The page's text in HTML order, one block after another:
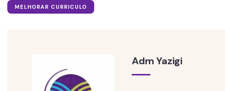
MELHORAR CURRICULO
Adm Yazigi